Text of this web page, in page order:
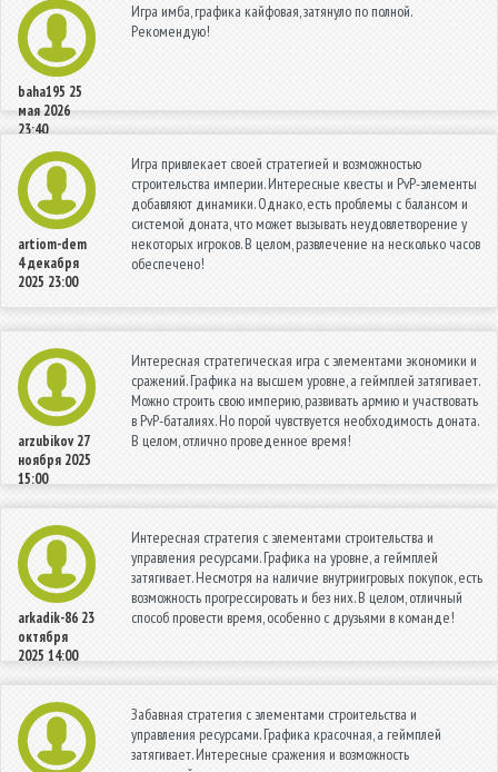
baha195 25
мая 2026
23:40
Игра имба, графика кайфовая, затянуло по полной.
Рекомендую!
artiom-dem
4 декабря
2025 23:00
Игра привлекает своей стратегией и возможностью
строительства империи. Интересные квесты и PvP-элементы
добавляют динамики. Однако, есть проблемы с балансом и
системой доната, что может вызывать неудовлетворение у
некоторых игроков. В целом, развлечение на несколько часов
обеспечено!
arzubikov 27
ноября 2025
15:00
Интересная стратегическая игра с элементами экономики и
сражений. Графика на высшем уровне, а геймплей затягивает.
Можно строить свою империю, развивать армию и участвовать
в PvP-баталиях. Но порой чувствуется необходимость доната.
В целом, отлично проведенное время!
arkadik-86 23
октября
2025 14:00
Интересная стратегия с элементами строительства и
управления ресурсами. Графика на уровне, а геймплей
затягивает. Несмотря на наличие внутриигровых покупок, есть
возможность прогрессировать и без них. В целом, отличный
способ провести время, особенно с друзьями в команде!
Забавная стратегия с элементами строительства и
управления ресурсами. Графика красочная, а геймплей
затягивает. Интересные сражения и возможность